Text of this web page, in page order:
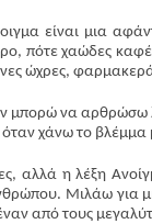
είναι μια
πότε χαώδες
ώχρες,
μπορώ να αρθρώσω
χάνω το βλέμμα
αλλά η λέξη
Μιλάω για
από τους